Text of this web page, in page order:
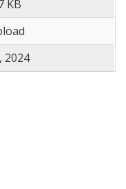
KB
2024